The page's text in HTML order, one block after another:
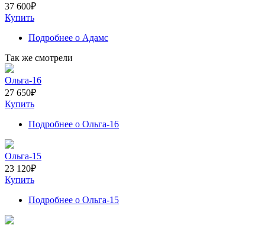
37 600₽
Купить
Подробнее о Адамс
Так же смотрели
Ольга-16
27 650₽
Купить
Подробнее о Ольга-16
Ольга-15
23 120₽
Купить
Подробнее о Ольга-15